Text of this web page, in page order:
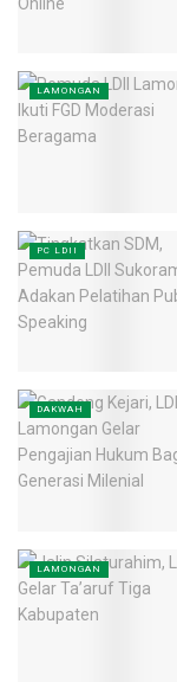
LAMONGAN
PC LDII
DAKWAH
LAMONGAN